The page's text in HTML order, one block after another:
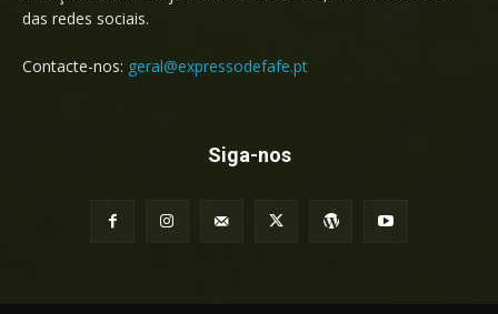
das redes sociais.
Contacte-nos: geral@expressodefafe.pt
Siga-nos